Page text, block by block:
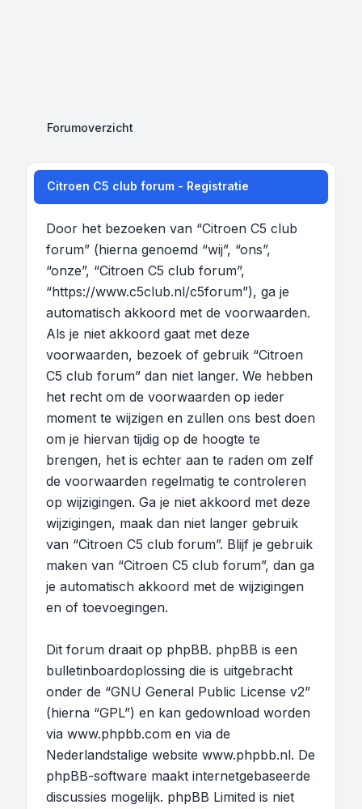
Forumoverzicht
Citroen C5 club forum - Registratie
Door het bezoeken van “Citroen C5 club
forum” (hierna genoemd “wij”, “ons”,
“onze”, “Citroen C5 club forum”,
“https://www.c5club.nl/c5forum”), ga je
automatisch akkoord met de voorwaarden.
Als je niet akkoord gaat met deze
voorwaarden, bezoek of gebruik “Citroen
C5 club forum” dan niet langer. We hebben
het recht om de voorwaarden op ieder
moment te wijzigen en zullen ons best doen
om je hiervan tijdig op de hoogte te
brengen, het is echter aan te raden om zelf
de voorwaarden regelmatig te controleren
op wijzigingen. Ga je niet akkoord met deze
wijzigingen, maak dan niet langer gebruik
van “Citroen C5 club forum”. Blijf je gebruik
maken van “Citroen C5 club forum”, dan ga
je automatisch akkoord met de wijzigingen
en of toevoegingen.
Dit forum draait op phpBB. phpBB is een
bulletinboardoplossing die is uitgebracht
onder de “GNU General Public License v2”
(hierna “GPL”) en kan gedownload worden
via www.phpbb.com en via de
Nederlandstalige website www.phpbb.nl. De
phpBB-software maakt internetgebaseerde
discussies mogelijk. phpBB Limited is niet